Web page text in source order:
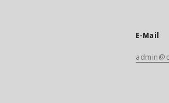
E-Mail